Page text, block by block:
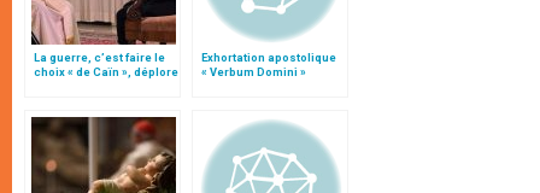
La guerre, c’est faire le
choix « de Caïn », déplore
Exhortation apostolique
« Verbum Domini »